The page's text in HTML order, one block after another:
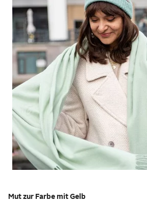
Mut zur Farbe mit Gelb